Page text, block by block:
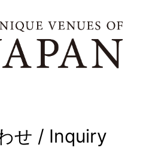
せ / Inquiry